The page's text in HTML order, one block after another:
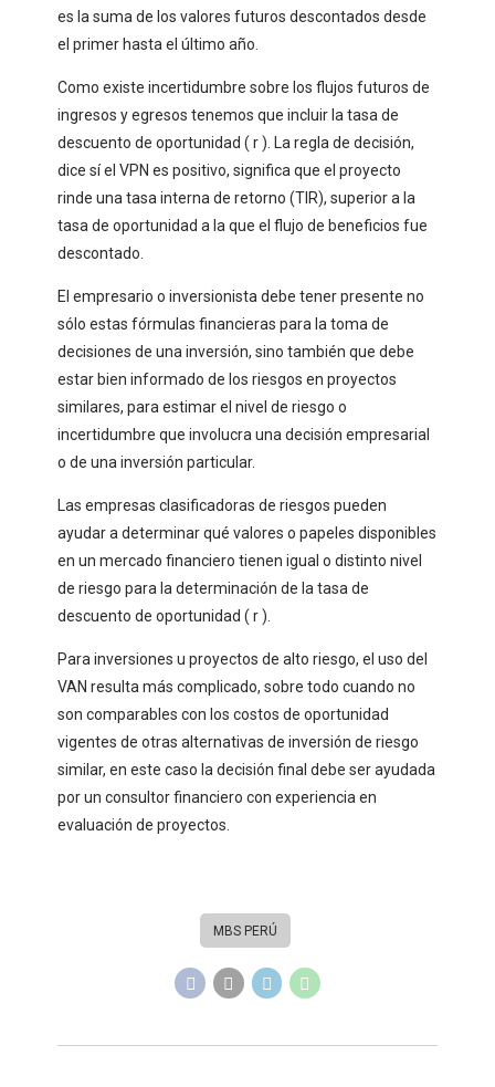
es la suma de los valores futuros descontados desde
el primer hasta el último año.
Como existe incertidumbre sobre los flujos futuros de
ingresos y egresos tenemos que incluir la tasa de
descuento de oportunidad ( r ). La regla de decisión,
dice sí el VPN es positivo, significa que el proyecto
rinde una tasa interna de retorno (TIR), superior a la
tasa de oportunidad a la que el flujo de beneficios fue
descontado.
El empresario o inversionista debe tener presente no
sólo estas fórmulas financieras para la toma de
decisiones de una inversión, sino también que debe
estar bien informado de los riesgos en proyectos
similares, para estimar el nivel de riesgo o
incertidumbre que involucra una decisión empresarial
o de una inversión particular.
Las empresas clasificadoras de riesgos pueden
ayudar a determinar qué valores o papeles disponibles
en un mercado financiero tienen igual o distinto nivel
de riesgo para la determinación de la tasa de
descuento de oportunidad ( r ).
Para inversiones u proyectos de alto riesgo, el uso del
VAN resulta más complicado, sobre todo cuando no
son comparables con los costos de oportunidad
vigentes de otras alternativas de inversión de riesgo
similar, en este caso la decisión final debe ser ayudada
por un consultor financiero con experiencia en
evaluación de proyectos.
MBS PERÚ